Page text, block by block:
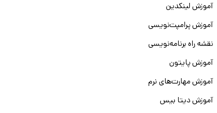
آموزش لینکدین
آموزش پرامپت‌نویسی
نقشه راه برنامه‌نویسی
آموزش پایتون
آموزش مهارت‌های نرم
آموزش دیتا بیس